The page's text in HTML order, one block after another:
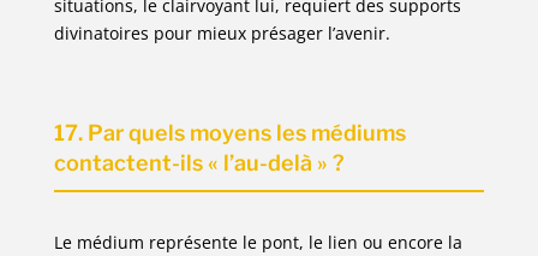
situations, le clairvoyant lui, requiert des supports
divinatoires pour mieux présager l’avenir.
17. Par quels moyens les médiums
contactent-ils « l’au-delà » ?
Le médium représente le pont, le lien ou encore la